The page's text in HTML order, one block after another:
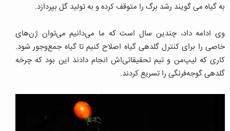
به گیاه می گویند رشد برگ را متوقف کرده و به تولید گل بپردازد.
وی ادامه داد، چندین سال است که ما می‌دانیم می‌توان ژن‌های
خاصی را برای کنترل گلدهی گیاه اصلاح کنیم تا گیاه جمع‌وجور شود.
کاری که لیپ‌من و تیم تحقیقاتی‌اش انجام دادند این بود که چرخه
گلدهی گوجه‌فرنگی را تسریع کردند.